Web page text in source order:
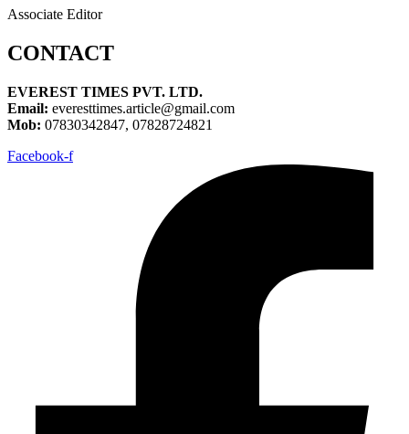
Associate Editor
CONTACT
EVEREST TIMES PVT. LTD.
Email: everesttimes.article@gmail.com
Mob: 07830342847, 07828724821
Facebook-f